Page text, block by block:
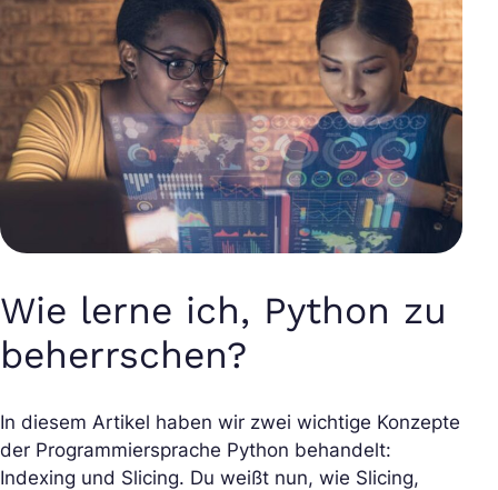
Wie lerne ich, Python zu
beherrschen?
In diesem Artikel haben wir zwei wichtige Konzepte
der Programmiersprache Python behandelt:
Indexing und Slicing. Du weißt nun, wie Slicing,